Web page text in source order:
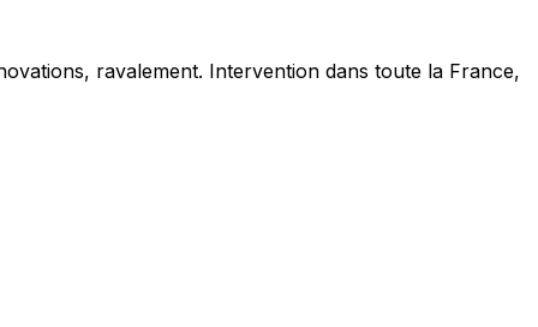
ravalement. Intervention dans toute la France,